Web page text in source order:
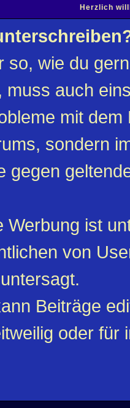
Herzlich
so, wie du
muss auch
mit
sondern
gegen
Werbung ist
von
Beiträge
oder